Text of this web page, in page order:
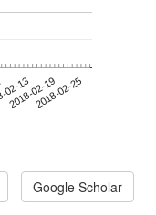
13
2018-02-192018-02-25
Google Scholar